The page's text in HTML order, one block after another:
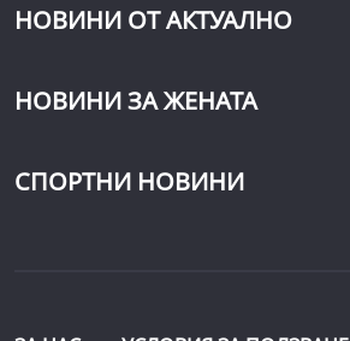
НОВИНИ ОТ АКТУАЛНО
НОВИНИ ЗА ЖЕНАТА
СПОРТНИ НОВИНИ